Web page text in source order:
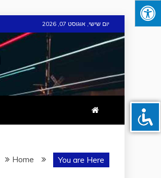
to
content
יום שישי, אוגוסט 07, 2026
You are Here
Home